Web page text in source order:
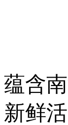
蕴含
新鲜